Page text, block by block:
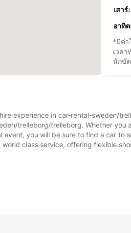
เสาร์:
อาทิ
*มีค่า
เวลา
นักขั
experience in car-rental-sweden/
trelleborg/trelleborg. Whether you
you will be sure to find a car to
class service, offering flexible